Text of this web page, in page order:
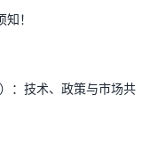
！
：技术、政策与市场共